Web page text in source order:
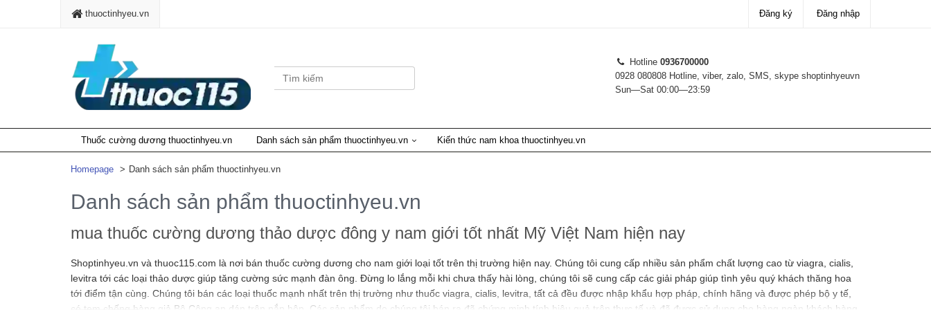
thuoctinhyeu.vn Đăng ký Đăng nhập
Hotline 0936700000
0928 080808 Hotline, viber, zalo, SMS, skype shoptinhyeuvn
Sun—Sat 00:00—23:59
Thuốc cường dương thuoctinhyeu.vn Danh sách sản phẩm thuoctinhyeu.vn Kiến thức nam khoa thuoctinhyeu.vn
Homepage Danh sách sản phẩm thuoctinhyeu.vn
Danh sách sản phẩm thuoctinhyeu.vn
mua thuốc cường dương thảo dược đông y nam giới tốt nhất Mỹ Việt Nam hiện nay
Shoptinhyeu.vn và thuoc115.com là nơi bán thuốc cường dương cho nam giới loại tốt trên thị trường hiện nay. Chúng tôi cung cấp nhiều sản phẩm chất lượng cao từ viagra, cialis,
levitra tới các loại thảo dược giúp tăng cường sức mạnh đàn ông. Đừng lo lắng mỗi khi chưa thấy hài lòng, chúng tôi sẽ cung cấp các giải pháp giúp tình yêu quý khách thăng hoa
tới điểm tận cùng. Chúng tôi bán các loại thuốc mạnh nhất trên thị trường như thuốc viagra, cialis, levitra, tất cả đều được nhập khẩu hợp pháp, chính hãng và được phép bộ y tế,